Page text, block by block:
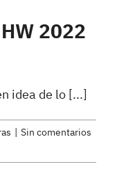
2022
idea de lo [...]
| Sin comentarios